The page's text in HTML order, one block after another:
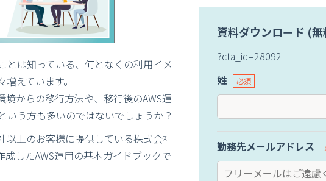
とは知っている、何となくの利用イメ
えています。
からの移行方法や、移行後のAWS運
いう方も多いのではないでしょうか？
以上のお客様に提供している株式会社
したAWS運用の基本ガイドブックで
資料ダウンロード (
?cta_id=28092
姓
勤務先メールアドレス